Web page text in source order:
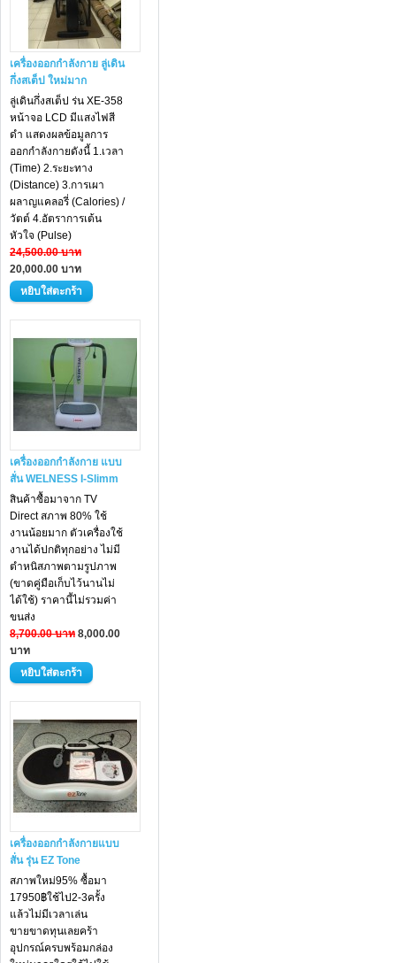
เครื่องออกกำลังกาย ลู่เดิน
กึ่งสเต็ป ใหม่มาก
ลู่เดินกึ่งสเต็ป ร่น XE-358
หน้าจอ LCD มีแสงไฟสี
ดำ แสดงผลข้อมูลการ
ออกกำลังกายดังนี้ 1.เวลา
(Time) 2.ระยะทาง
(Distance) 3.การเผา
ผลาญแคลอรี่ (Calories) /
วัตต์ 4.อัตราการเต้น
หัวใจ (Pulse)
24,500.00 บาท
20,000.00 บาท
เครื่องออกกำลังกาย แบบ
สั่น WELNESS I-Slimm
สินค้าซื้อมาจาก TV
Direct สภาพ 80% ใช้
งานน้อยมาก ตัวเครื่องใช้
งานได้ปกติทุกอย่าง ไม่มี
ตำหนิสภาพตามรูปภาพ
(ขาดคู่มือเก็บไว้นานไม่
ได้ใช้) ราคานี้ไม่รวมค่า
ขนส่ง
8,700.00 บาท 8,000.00
บาท
เครื่องออกกำลังกายแบบ
สั่น รุ่น EZ Tone
สภาพใหม่95% ซื้อมา
17950฿ใช้ไป2-3ครั้ง
แล้วไม่มีเวลาเล่น
ขายขาดทุนเลยคร้า
อุปกรณ์ครบพร้อมกล่อง